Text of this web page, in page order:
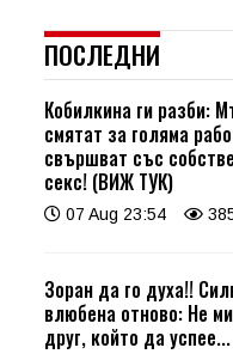
ПОСЛЕДНИ
Кобилкина ги разби:
смятат за голяма
свършват със
секс! (ВИЖ ТУК)
07 Aug 23:54
Зоран да го духа!!
влюбена отново: Не
друг, който да